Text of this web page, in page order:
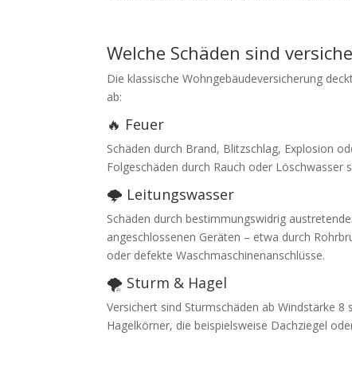
Welche Schäden sind
Die klassische Wohngebäudeversicherung
ab:
🔥 Feuer
Schäden durch Brand, Blitzschlag, Explosion
Folgeschäden durch Rauch oder Löschwasser
🌩️ Leitungswasser
Schäden durch bestimmungswidrig
angeschlossenen Geräten – etwa durch
oder defekte Waschmaschinenanschlüsse.
🌪️ Sturm & Hagel
Versichert sind Sturmschäden ab Windstärke 8
Hagelkörner, die beispielsweise Dachziegel